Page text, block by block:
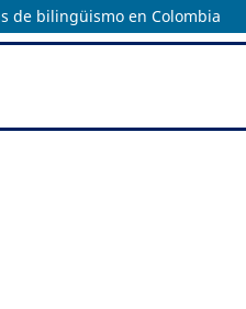
de bilingüismo en Colombia